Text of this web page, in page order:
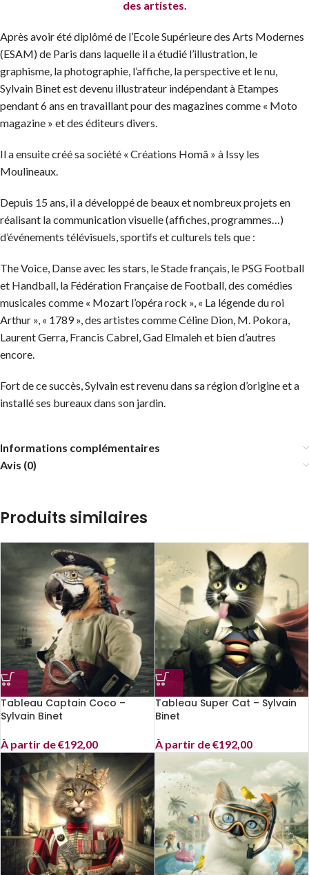
des artistes.
Après avoir été diplômé de l’Ecole Supérieure des Arts Modernes
(ESAM) de Paris dans laquelle il a étudié l’illustration, le
graphisme, la photographie, l’affiche, la perspective et le nu,
Sylvain Binet est devenu illustrateur indépendant à Etampes
pendant 6 ans en travaillant pour des magazines comme « Moto
magazine » et des éditeurs divers.
Il a ensuite créé sa société « Créations Homâ » à Issy les
Moulineaux.
Depuis 15 ans, il a développé de beaux et nombreux projets en
réalisant la communication visuelle (affiches, programmes…)
d’événements télévisuels, sportifs et culturels tels que :
The Voice, Danse avec les stars, le Stade français, le PSG Football
et Handball, la Fédération Française de Football, des comédies
musicales comme « Mozart l’opéra rock », « La légende du roi
Arthur », « 1789 », des artistes comme Céline Dion, M. Pokora,
Laurent Gerra, Francis Cabrel, Gad Elmaleh et bien d’autres
encore.
Fort de ce succès, Sylvain est revenu dans sa région d’origine et a
installé ses bureaux dans son jardin.
Informations complémentaires
Avis (0)
Produits similaires
Tableau Captain Coco –
Sylvain Binet
À partir de€192,00
Tableau Super Cat – Sylvain
Binet
À partir de€192,00